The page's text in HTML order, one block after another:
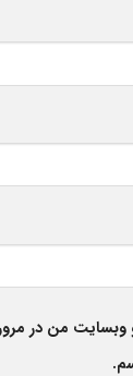
وبسایت من در